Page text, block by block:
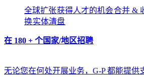
全球扩张​​获得人才的机会​​合并 &
换​​实体清盘​​
在 180 + 个国家/地区招聘​​
无论您在何处开展业务，G-P 都能提供